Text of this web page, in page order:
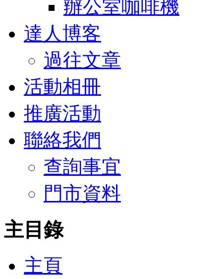
辦公室咖啡機
達人博客
過往文章
活動相冊
推廣活動
聯絡我們
查詢事宜
門市資料
主目錄
主頁